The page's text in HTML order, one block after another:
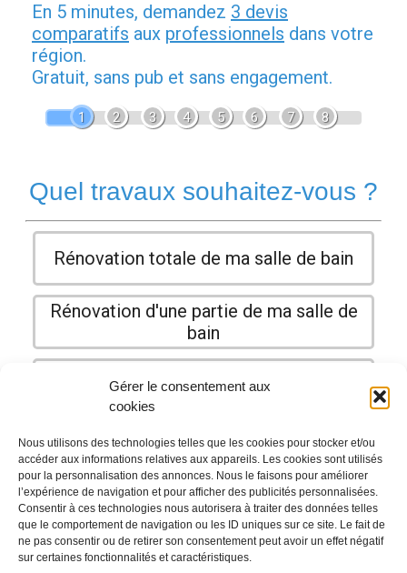
Gérer le consentement aux
cookies
Nous utilisons des technologies telles que les cookies pour stocker et/ou
accéder aux informations relatives aux appareils. Les cookies sont utilisés
pour la personnalisation des annonces. Nous le faisons pour améliorer
l’expérience de navigation et pour afficher des publicités personnalisées.
Consentir à ces technologies nous autorisera à traiter des données telles
que le comportement de navigation ou les ID uniques sur ce site. Le fait de
ne pas consentir ou de retirer son consentement peut avoir un effet négatif
sur certaines fonctionnalités et caractéristiques.
En 5 minutes, demandez 3 devis
comparatifs aux professionnels dans votre
région.
Gratuit, sans pub et sans engagement.
1 2 3 4 5 6 7 8
Quel travaux souhaitez-vous ?
Rénovation totale de ma salle de bain
Rénovation d'une partie de ma salle de
bain
Autres travaux
Retour à la liste des métiers
- Confidentialité - Service proposé par ViteUnDevis.com -Vous êtes un artisan ?